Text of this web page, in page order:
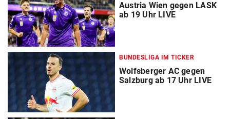
Austria Wien gegen LASK
ab 19 Uhr LIVE
BUNDESLIGA IM TICKER
Wolfsberger AC gegen
Salzburg ab 17 Uhr LIVE